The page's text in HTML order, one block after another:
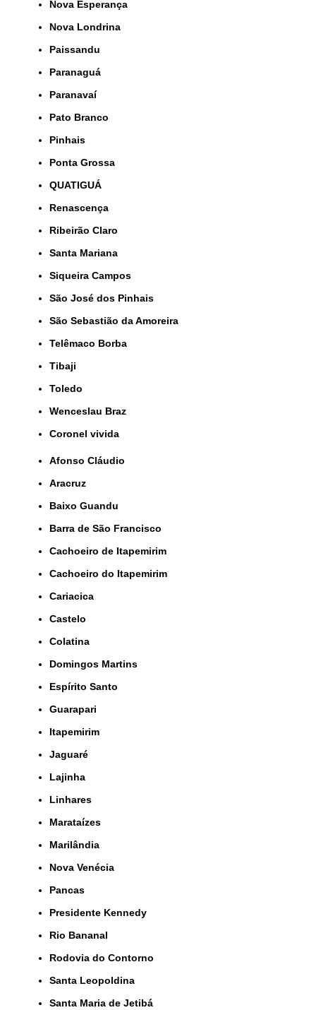
Nova Esperança
Nova Londrina
Paissandu
Paranaguá
Paranavaí
Pato Branco
Pinhais
Ponta Grossa
QUATIGUÁ
Renascença
Ribeirão Claro
Santa Mariana
Siqueira Campos
São José dos Pinhais
São Sebastião da Amoreira
Telêmaco Borba
Tibaji
Toledo
Wenceslau Braz
coronel vivida
Afonso Cláudio
Aracruz
Baixo Guandu
Barra de São Francisco
Cachoeiro de Itapemirim
Cachoeiro do Itapemirim
Cariacica
Castelo
Colatina
Domingos Martins
Espírito Santo
Guarapari
Itapemirim
Jaguaré
Lajinha
Linhares
Marataízes
Marilândia
Nova Venécia
Pancas
Presidente Kennedy
Rio Bananal
Rodovia do Contorno
Santa Leopoldina
Santa Maria de Jetibá